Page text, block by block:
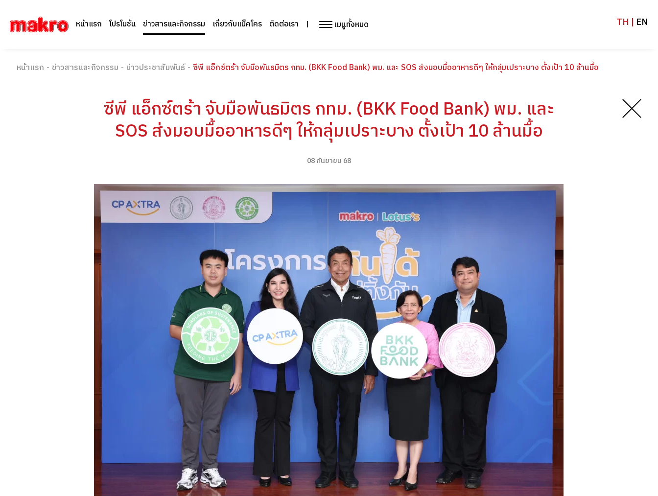
หน้าแรก โปรโมชั่น ข่าวสารและกิจกรรม เกี่ยวกับแม็คโคร ติดต่อเรา | เมนูทั้งหมด TH | EN
หน้าแรก - ข่าวสารและกิจกรรม - ข่าวประชาสัมพันธ์ - ซีพี แอ็กซ์ตร้า จับมือพันธมิตร กทม. (BKK Food Bank) พม. และ SOS ส่งมอบมื้ออาหารดีๆ ให้กลุ่มเปราะบาง ตั้งเป้า 10 ล้านมื้อ
ซีพี แอ็กซ์ตร้า จับมือพันธมิตร กทม. (BKK Food Bank) พม. และ
SOS ส่งมอบมื้ออาหารดีๆ ให้กลุ่มเปราะบาง ตั้งเป้า 10 ล้านมื้อ
08 กันยายน 68